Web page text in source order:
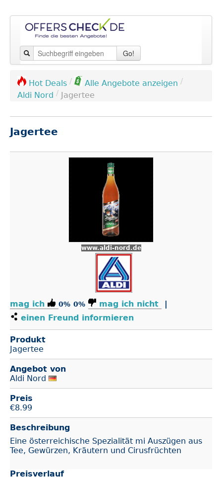
Go!
Hot Deals / Alle Angebote anzeigen /
Aldi Nord / Jagertee
Jagertee
www.aldi-nord.de
mag ich 0% 0% mag ich nicht
|
einen Freund informieren
Produkt
Jagertee
Angebot von
Aldi Nord
Preis
€8.99
Beschreibung
Eine österreichische Spezialität mi Auszügen aus
Tee, Gewürzen, Kräutern und Cirusfrüchten
Preisverlauf